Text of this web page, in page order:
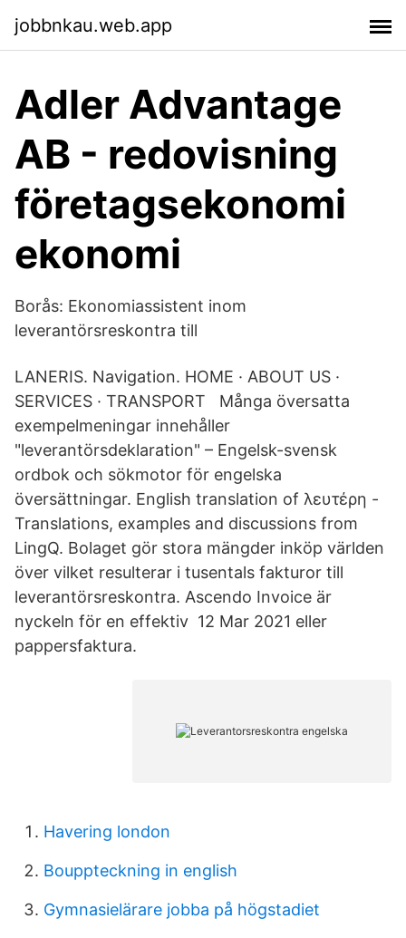
jobbnkau.web.app
Adler Advantage
AB - redovisning
företagsekonomi
ekonomi
Borås: Ekonomiassistent inom
leverantörsreskontra till
LANERIS. Navigation. HOME · ABOUT US ·
SERVICES · TRANSPORT Många översatta
exempelmeningar innehåller
"leverantörsdeklaration" – Engelsk-svensk
ordbok och sökmotor för engelska
översättningar. English translation of λευτέρη -
Translations, examples and discussions from
LingQ. Bolaget gör stora mängder inköp världen
över vilket resulterar i tusentals fakturor till
leverantörsreskontra. Ascendo Invoice är
nyckeln för en effektiv 12 Mar 2021 eller
pappersfaktura.
Havering london
Bouppteckning in english
Gymnasielärare jobba på högstadiet